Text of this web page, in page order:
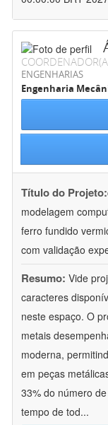
ENGENHARIAS
Engenharia
Título do Projeto:
modelagem
ferro fundido
com validação
Resumo: Vide
caracteres
neste espaço. O
metais
moderna,
em peças
33% do número
tempo de tod...